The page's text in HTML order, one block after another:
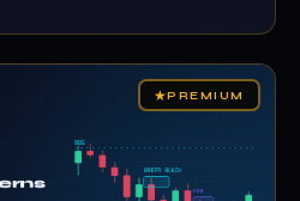
★PREMIUM